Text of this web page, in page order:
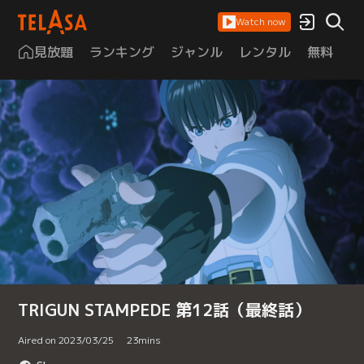
Watch now
見放題 ランキング ジャンル レンタル 無料
TRIGUN STAMPEDE 第12話（最終話）
Aired on 2023/03/25 23mins